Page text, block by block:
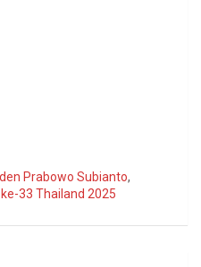
Prabowo Subianto,
33 Thailand 2025